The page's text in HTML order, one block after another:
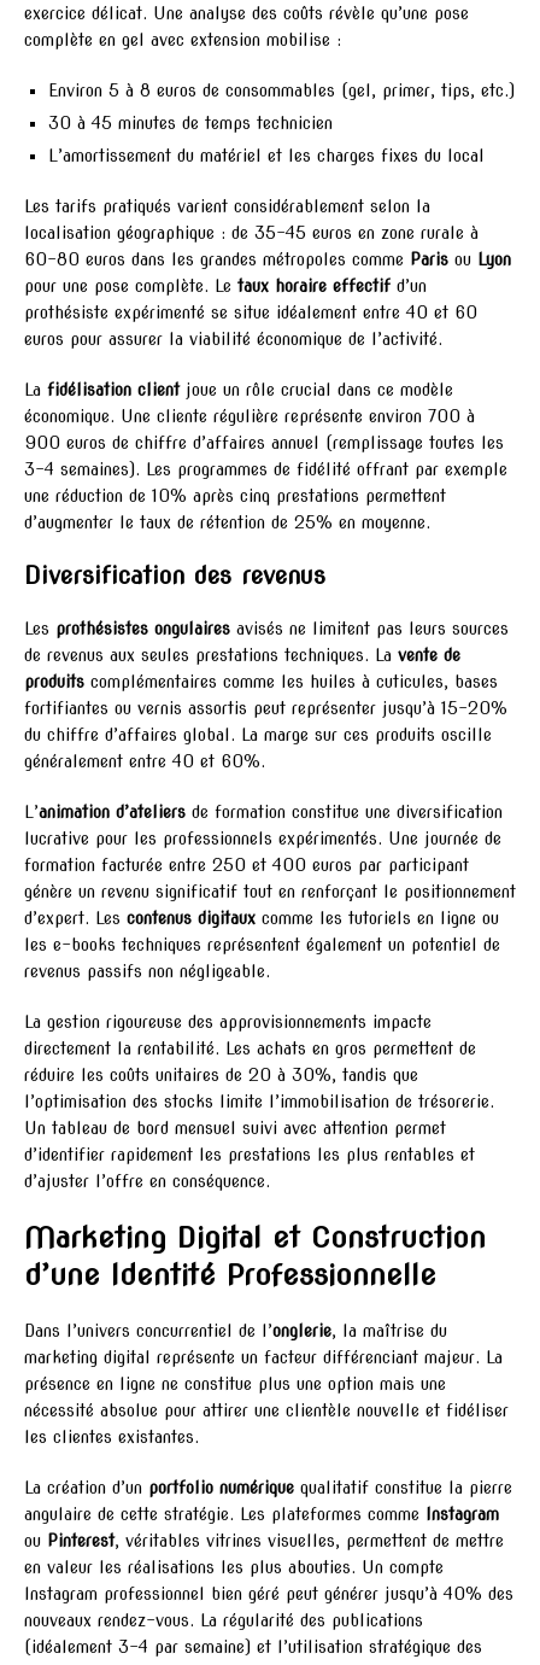
exercice délicat. Une analyse des coûts révèle qu’une pose
complète en gel avec extension mobilise :
Environ 5 à 8 euros de consommables (gel, primer, tips, etc.)
30 à 45 minutes de temps technicien
L’amortissement du matériel et les charges fixes du local
Les tarifs pratiqués varient considérablement selon la
localisation géographique : de 35-45 euros en zone rurale à
60-80 euros dans les grandes métropoles comme Paris ou Lyon
pour une pose complète. Le taux horaire effectif d’un
prothésiste expérimenté se situe idéalement entre 40 et 60
euros pour assurer la viabilité économique de l’activité.
La fidélisation clientjoue un rôle crucial dans ce modèle
économique. Une cliente régulière représente environ 700 à
900 euros de chiffre d’affaires annuel (remplissage toutes les
3-4 semaines). Les programmes de fidélité offrant par exemple
une réduction de 10% après cinq prestations permettent
d’augmenter le taux de rétention de 25% en moyenne.
Diversification des revenus
Les prothésistes ongulaires avisés ne limitent pas leurs sources
de revenus aux seules prestations techniques. La vente de
produits complémentaires comme les huiles à cuticules, bases
fortifiantes ou vernis assortis peut représenter jusqu’à 15-20%
du chiffre d’affaires global. La marge sur ces produits oscille
généralement entre 40 et 60%.
L’animation d’ateliers de formation constitue une diversification
lucrative pour les professionnels expérimentés. Une journée de
formation facturée entre 250 et 400 euros par participant
génère un revenu significatif tout en renforçant le positionnement
d’expert. Les contenus digitaux comme les tutoriels en ligne ou
les e-books techniques représentent également un potentiel de
revenus passifs non négligeable.
La gestion rigoureuse des approvisionnements impacte
directement la rentabilité. Les achats en gros permettent de
réduire les coûts unitaires de 20 à 30%, tandis que
l’optimisation des stocks limite l’immobilisation de trésorerie.
Un tableau de bord mensuel suivi avec attention permet
d’identifier rapidement les prestations les plus rentables et
d’ajuster l’offre en conséquence.
Marketing Digital et Construction
d’une Identité Professionnelle
Dans l’univers concurrentiel de l’onglerie, la maîtrise du
marketing digital représente un facteur différenciant majeur. La
présence en ligne ne constitue plus une option mais une
nécessité absolue pour attirer une clientèle nouvelle et fidéliser
les clientes existantes.
La création d’un portfolio numérique qualitatif constitue la pierre
angulaire de cette stratégie. Les plateformes comme
Instagram
ou Pinterest, véritables vitrines visuelles, permettent de mettre
en valeur les réalisations les plus abouties. Un compte
Instagram professionnel bien géré peut générer jusqu’à 40% des
nouveaux rendez-vous. La régularité des publications
(idéalement 3-4 par semaine) et l’utilisation stratégique des